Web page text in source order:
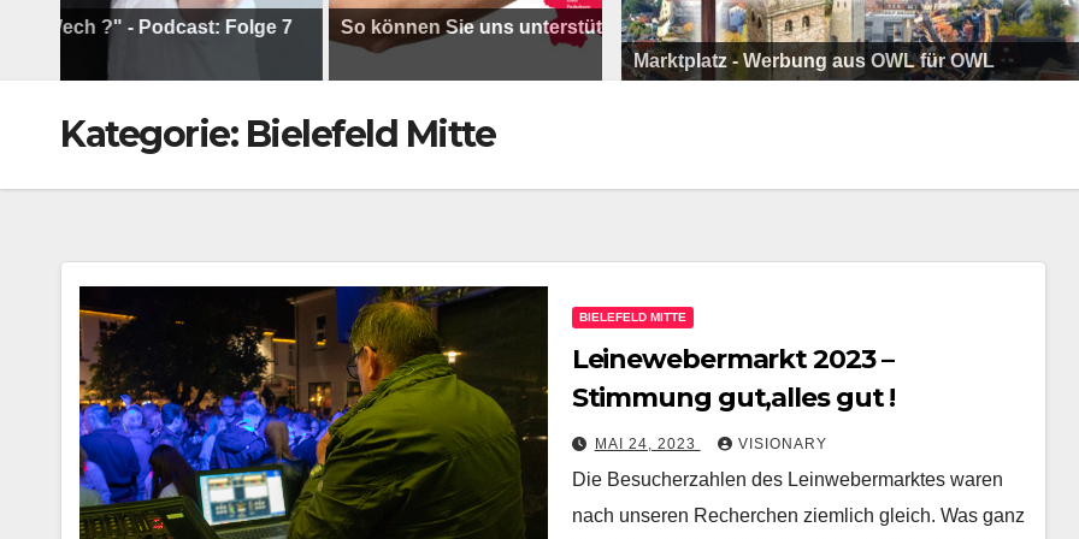
?" - Podcast: Folge 7 So können Sie uns unterstützen ! Abgegrätscht Saison 26/27 Folge
Marktplatz - Werbung aus OWL für OWL
Marktplatz: media productiv | Ihr Partner für
Kommunikation und Unterhaltungskonzepte
Marktplatz - Werbung aus OWL für OWL
Marktplatz: funnjoy Eventservice
Marktplatz - Werbung aus OWL für OWL
Marktplatz: Montage Exklusiv – Möbel, Küchen,
Marktplatz - Werbung aus OWL für OWL
Sound Store - Der Plattenladen in der Region
Kategorie: Bielefeld Mitte
BIELEFELD MITTE
Leinewebermarkt 2023 –
Stimmung gut,alles gut !
MAI 24, 2023 VISIONARY
Die Besucherzahlen des Leinwebermarktes waren
nach unseren Recherchen ziemlich gleich. Was ganz